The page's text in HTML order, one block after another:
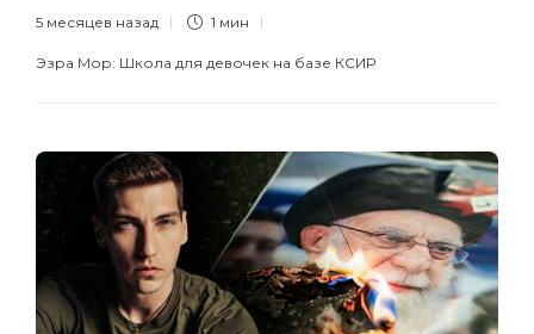
5 месяцев назад 1 мин
Эзра Мор: Школа для девочек на базе КСИР